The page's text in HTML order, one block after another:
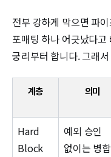
전부 강하게 막으면 파
포매팅 하나 어긋났다
궁리부터 합니다. 그래
계층 의미
Hard
Block
예외 승인
없이는 병